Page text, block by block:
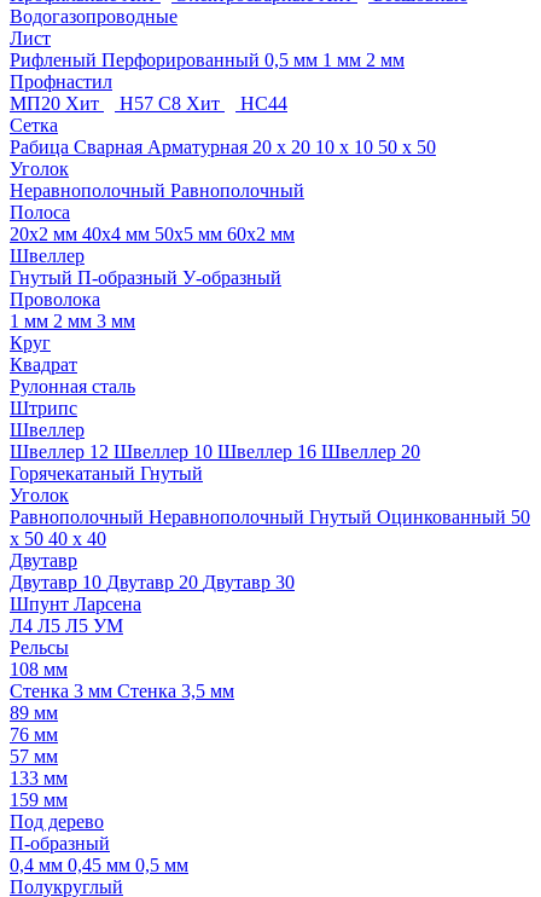
Водогазопроводные
Лист
Рифленый Перфорированный 0,5 мм 1 мм 2 мм
Профнастил
МП20 Хит Н57 С8 Хит
НС44
Сетка
Рабица Сварная Арматурная 20 х 20 10 х 10 50 х 50
Уголок
Неравнополочный Равнополочный
Полоса
20х2 мм 40х4 мм 50х5 мм 60х2 мм
Швеллер
Гнутый П-образный У-образный
Проволока
1 мм 2 мм 3 мм
Круг
Квадрат
Рулонная сталь
Штрипс
Швеллер
Швеллер 12 Швеллер 10 Швеллер 16 Швеллер 20
Горячекатаный Гнутый
Уголок
Равнополочный Неравнополочный Гнутый Оцинкованный 50
х 50 40 х 40
Двутавр
Двутавр 10 Двутавр 20 Двутавр 30
Шпунт Ларсена
Л4 Л5 Л5 УМ
Рельсы
108 мм
Стенка 3 мм Стенка 3,5 мм
89 мм
76 мм
57 мм
133 мм
159 мм
Под дерево
П-образный
0,4 мм 0,45 мм 0,5 мм
Полукруглый